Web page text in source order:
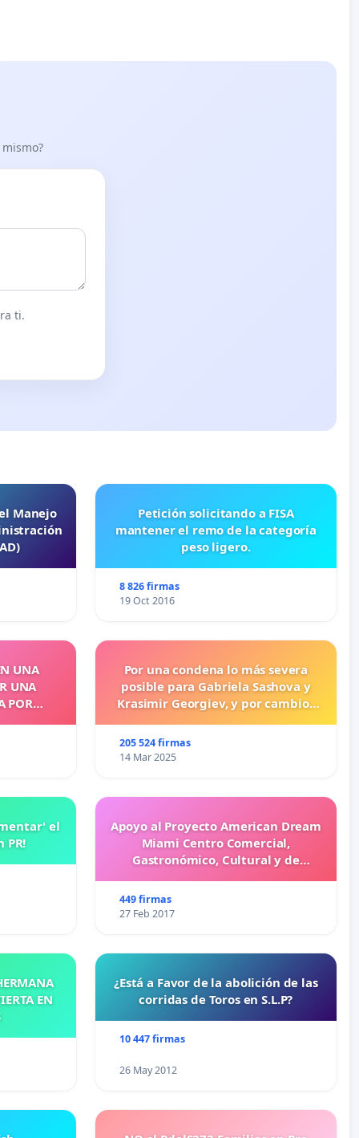
ti.
Manejo
Petición solicitando a FISA
mantener el remo de la categoría
peso ligero.
8 826 firmas
19 Oct 2016
UNA
UNA
POR
Por una condena lo más severa
posible para Gabriela Sashova y
Krasimir Georgiev, y por cambios
más duras para los crímenes
cometidos contra los animales.
205 524 firmas
14 Mar 2025
el
PR!
Apoyo al Proyecto American Dream
Miami Centro Comercial,
Gastronómico, Cultural y de
449 firmas
27 Feb 2017
EN
¿Está a Favor de la abolición de las
corridas de Toros en S.L.P?
10 447 firmas
26 May 2012